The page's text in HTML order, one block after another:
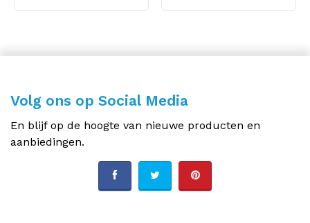
Volg ons op Social Media
En blijf op de hoogte van nieuwe producten en
aanbiedingen.